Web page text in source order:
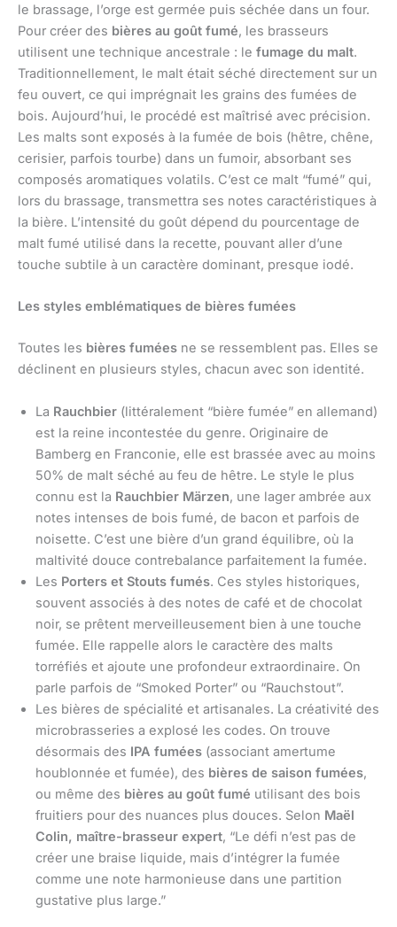
le brassage, l’orge est germée puis séchée dans un four.
Pour créer des bières au goût fumé, les brasseurs
utilisent une technique ancestrale : le fumage du malt.
Traditionnellement, le malt était séché directement sur un
feu ouvert, ce qui imprégnait les grains des fumées de
bois. Aujourd’hui, le procédé est maîtrisé avec précision.
Les malts sont exposés à la fumée de bois (hêtre, chêne,
cerisier, parfois tourbe) dans un fumoir, absorbant ses
composés aromatiques volatils. C’est ce malt “fumé” qui,
lors du brassage, transmettra ses notes caractéristiques à
la bière. L’intensité du goût dépend du pourcentage de
malt fumé utilisé dans la recette, pouvant aller d’une
touche subtile à un caractère dominant, presque iodé.
Les styles emblématiques de bières fumées
Toutes les bières fumées ne se ressemblent pas. Elles se
déclinent en plusieurs styles, chacun avec son identité.
La Rauchbier (littéralement “bière fumée” en allemand)
est la reine incontestée du genre. Originaire de
Bamberg en Franconie, elle est brassée avec au moins
50% de malt séché au feu de hêtre. Le style le plus
connu est la Rauchbier Märzen, une lager ambrée aux
notes intenses de bois fumé, de bacon et parfois de
noisette. C’est une bière d’un grand équilibre, où la
maltivité douce contrebalance parfaitement la fumée.
Les Porters et Stouts fumés. Ces styles historiques,
souvent associés à des notes de café et de chocolat
noir, se prêtent merveilleusement bien à une touche
fumée. Elle rappelle alors le caractère des malts
torréfiés et ajoute une profondeur extraordinaire. On
parle parfois de “Smoked Porter” ou “Rauchstout”.
Les bières de spécialité et artisanales. La créativité des
microbrasseries a explosé les codes. On trouve
désormais des IPA fumées (associant amertume
houblonnée et fumée), des bières de saison fumées,
ou même des bières au goût fumé utilisant des bois
fruitiers pour des nuances plus douces. Selon Maël
Colin, maître-brasseur expert, “Le défi n’est pas de
créer une braise liquide, mais d’intégrer la fumée
comme une note harmonieuse dans une partition
gustative plus large.”